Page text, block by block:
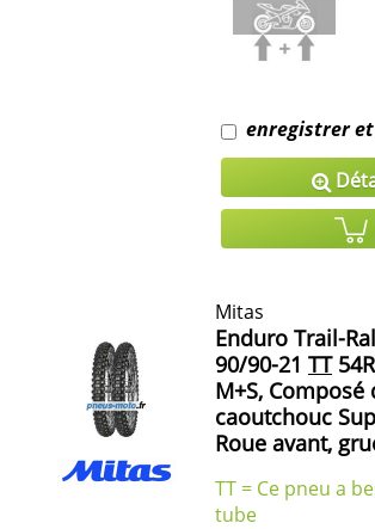
enregistrer
Mitas
Enduro Trail-
90/90-21 TT
M+S, Composé
caoutchouc
Roue avant,
TT = Ce pneu a
tube